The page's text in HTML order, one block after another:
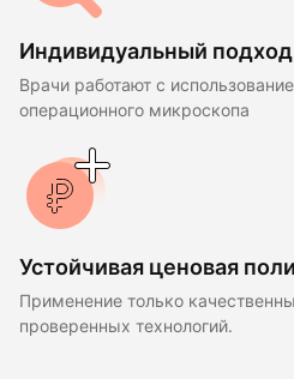
Индивидуальный подход
Врачи работают с
операционного микроскопа
Устойчивая ценовая
Применение только
проверенных технологий.